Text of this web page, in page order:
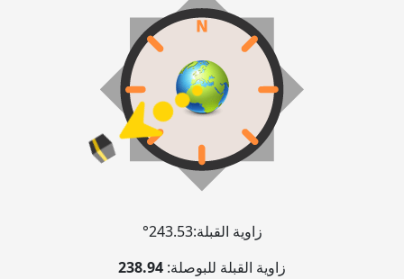
زاوية القبلة:243.53°
زاوية القبلة للبوصلة: 238.94